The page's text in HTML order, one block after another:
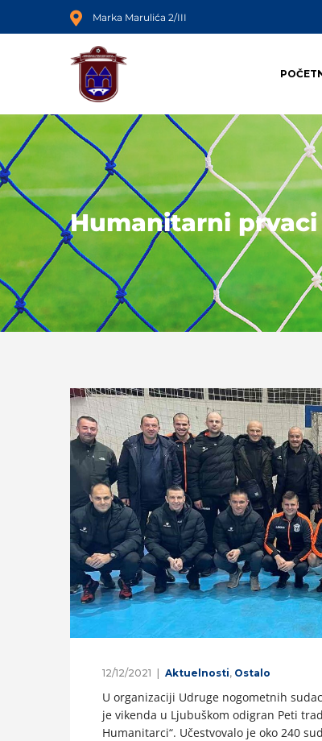
Marka Marulića 2/III
Humanitarni prvaci
12/12/2021 Aktuelnosti, Ostalo
U organizaciji Udruge nogometnih
je vikenda u Ljubuškom odigran Peti
Humanitarci“. Učestvovalo je oko 240